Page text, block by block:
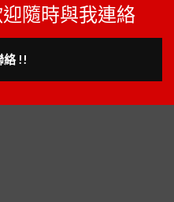
隨時與我連絡
絡 !!